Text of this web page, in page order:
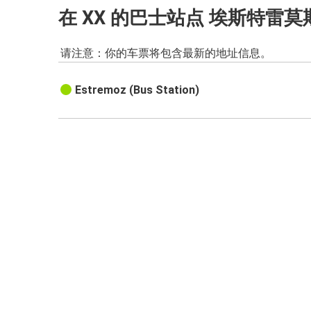
在 XX 的巴士站点 埃斯特雷莫
请注意：你的车票将包含最新的地址信息。
Estremoz (Bus Station)